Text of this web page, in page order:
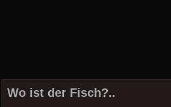
Wo ist der Fisch?..